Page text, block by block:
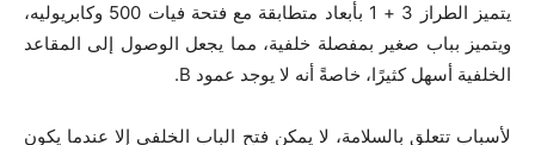
يتميز الطراز 3 + 1 بأبعاد متطابقة مع فتحة فيات 500 وكابريوليه،
ويتميز بباب صغير بمفصلة خلفية، مما يجعل الوصول إلى المقاعد
الخلفية أسهل كثيرًا، خاصةً أنه لا يوجد عمود B.
لأسباب تتعلق بالسلامة، لا يمكن فتح الباب الخلفي إلا عندما يكون